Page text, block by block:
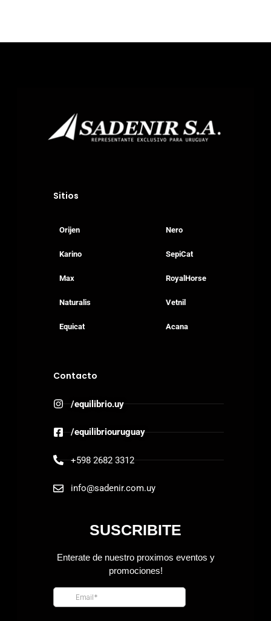
Sitios
Orijen
Karino
Max
Naturalis
Equicat
Nero
SepiCat
RoyalHorse
Vetnil
Acana
Contacto
/equilibrio.uy
/equilibriouruguay
+598 2682 3312
info@sadenir.com.uy